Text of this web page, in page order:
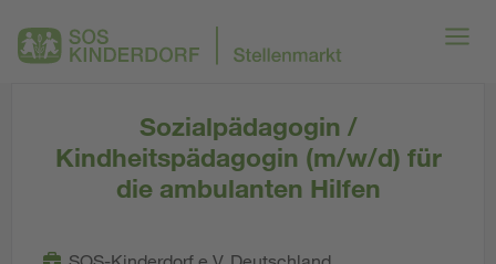
Sozialpädagogin /
Kindheitspädagogin (m/w/d) für
die ambulanten Hilfen